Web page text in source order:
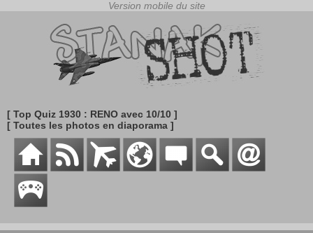
[ Top Quiz 1930 : RENO avec 10/10 ]
[ Toutes les photos en diaporama ]